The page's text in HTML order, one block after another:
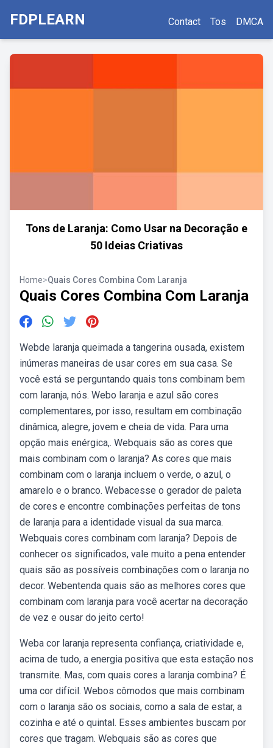
FDPLEARN Contact Tos DMCA
Tons de Laranja: Como Usar na Decoração e
50 Ideias Criativas
Home>Quais Cores Combina Com Laranja
Quais Cores Combina Com Laranja
Webde laranja queimada a tangerina ousada, existem
inúmeras maneiras de usar cores em sua casa. Se
você está se perguntando quais tons combinam bem
com laranja, nós. Webo laranja e azul são cores
complementares, por isso, resultam em combinação
dinâmica, alegre, jovem e cheia de vida. Para uma
opção mais enérgica,. Webquais são as cores que
mais combinam com o laranja? As cores que mais
combinam com o laranja incluem o verde, o azul, o
amarelo e o branco. Webacesse o gerador de paleta
de cores e encontre combinações perfeitas de tons
de laranja para a identidade visual da sua marca.
Webquais cores combinam com laranja? Depois de
conhecer os significados, vale muito a pena entender
quais são as possíveis combinações com o laranja no
decor. Webentenda quais são as melhores cores que
combinam com laranja para você acertar na decoração
de vez e ousar do jeito certo!
Weba cor laranja representa confiança, criatividade e,
acima de tudo, a energia positiva que esta estação nos
transmite. Mas, com quais cores a laranja combina? É
uma cor difícil. Webos cômodos que mais combinam
com o laranja são os sociais, como a sala de estar, a
cozinha e até o quintal. Esses ambientes buscam por
cores que tragam. Webquais são as cores que